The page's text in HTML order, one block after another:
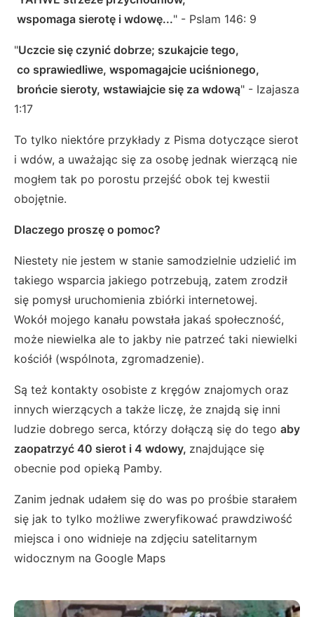
wspomaga sierotę i wdowę..." - Pslam 146: 9
"Uczcie się czynić dobrze; szukajcie tego,
co sprawiedliwe, wspomagajcie uciśnionego,
brońcie sieroty, wstawiajcie się za wdową" - Izajasza
1:17
To tylko niektóre przykłady z Pisma dotyczące sierot
i wdów, a uważając się za osobę jednak wierzącą nie
mogłem tak po porostu przejść obok tej kwestii
obojętnie.
Dlaczego proszę o pomoc?
Niestety nie jestem w stanie samodzielnie udzielić im
takiego wsparcia jakiego potrzebują, zatem zrodził
się pomysł uruchomienia zbiórki internetowej.
Wokół mojego kanału powstała jakaś społeczność,
może niewielka ale to jakby nie patrzeć taki niewielki
kościół (wspólnota, zgromadzenie).
Są też kontakty osobiste z kręgów znajomych oraz
innych wierzących a także liczę, że znajdą się inni
ludzie dobrego serca, którzy dołączą się do tego aby
zaopatrzyć 40 sierot i 4 wdowy, znajdujące się
obecnie pod opieką Pamby.
Zanim jednak udałem się do was po prośbie starałem
się jak to tylko możliwe zweryfikować prawdziwość
miejsca i ono widnieje na zdjęciu satelitarnym
widocznym na Google Maps